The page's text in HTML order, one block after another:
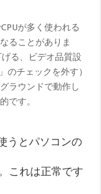
が多く使われる
ることがありま
る、ビデオ品質設
のチェックを外す）
ラウンドで動作し
です。
うとパソコンの
これは正常です